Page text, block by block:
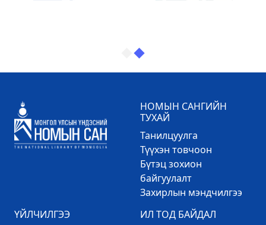
НОМЫН САНГИЙН
ТУХАЙ
Танилцуулга
Түүхэн товчоон
Бүтэц зохион
байгуулалт
Захирлын мэндчилгээ
ҮЙЛЧИЛГЭЭ
ИЛ ТОД БАЙДАЛ